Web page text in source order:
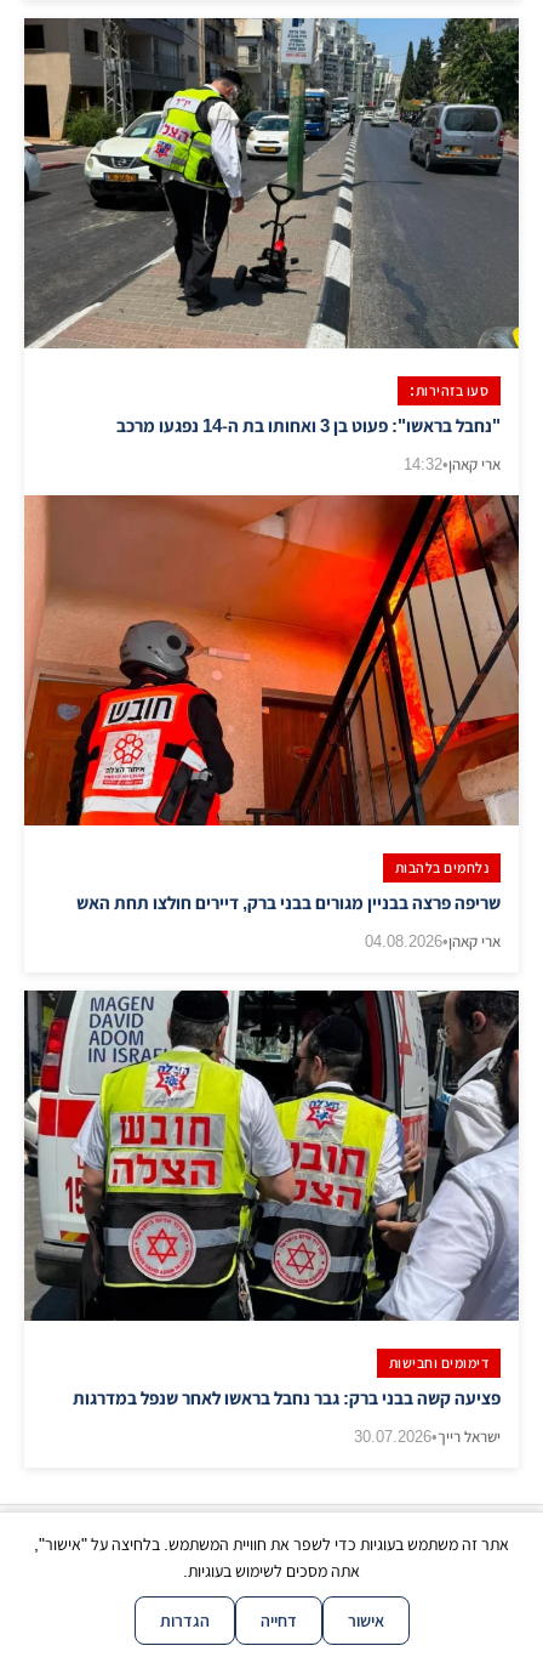
סעו בזהירות:
"נחבל בראשו": פעוט בן 3 ואחותו בת ה-14 נפגעו מרכב
ארי קאהן•
14:32
נלחמים בלהבות
שריפה פרצה בבניין מגורים בבני ברק, דיירים חולצו תחת האש
ארי קאהן•
04.08.2026
דימומים וחבישות
פציעה קשה בבני ברק: גבר נחבל בראשו לאחר שנפל במדרגות
ישראל רייך•
30.07.2026
אתר זה משתמש בעוגיות כדי לשפר את חוויית המשתמש. בלחיצה על "אישור",
אתה מסכים לשימוש בעוגיות.
אישור דחייה הגדרות
כל הזכויות שמורות | © בני ברק עכשיו 2026
צור קשר|תנאי שימוש|פרטיות נגישות |מפת אתר